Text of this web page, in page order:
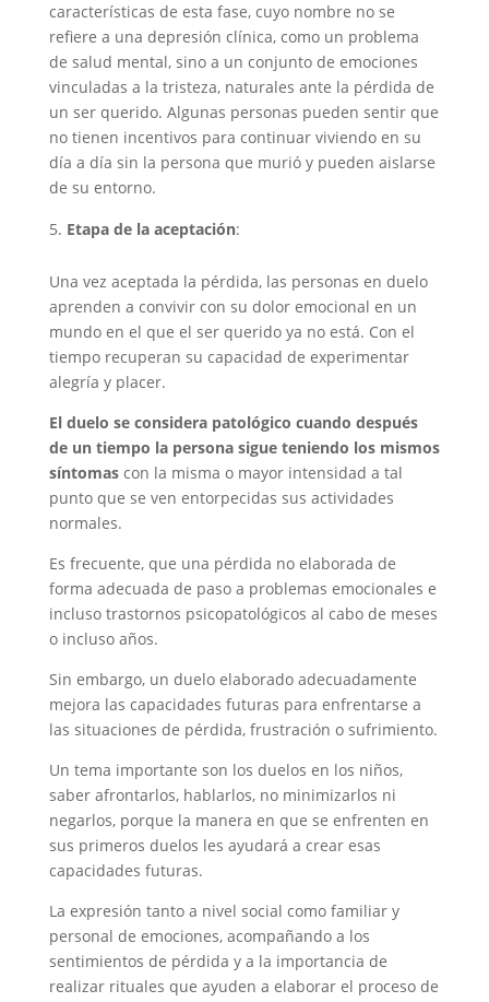
características de esta fase, cuyo nombre no se
refiere a una depresión clínica, como un problema
de salud mental, sino a un conjunto de emociones
vinculadas a la tristeza, naturales ante la pérdida de
un ser querido. Algunas personas pueden sentir que
no tienen incentivos para continuar viviendo en su
día a día sin la persona que murió y pueden aislarse
de su entorno.
Etapa de la aceptación:
Una vez aceptada la pérdida, las personas en duelo
aprenden a convivir con su dolor emocional en un
mundo en el que el ser querido ya no está. Con el
tiempo recuperan su capacidad de experimentar
alegría y placer.
El duelo se considera patológico cuando después
de un tiempo la persona sigue teniendo los mismos
síntomascon la misma o mayor intensidad a tal
punto que se ven entorpecidas sus actividades
normales.
Es frecuente, que una pérdida no elaborada de
forma adecuada de paso a problemas emocionales e
incluso trastornos psicopatológicos al cabo de meses
o incluso años.
Sin embargo, un duelo elaborado adecuadamente
mejora las capacidades futuras para enfrentarse a
las situaciones de pérdida, frustración o sufrimiento.
Un tema importante son los duelos en los niños,
saber afrontarlos, hablarlos, no minimizarlos ni
negarlos, porque la manera en que se enfrenten en
sus primeros duelos les ayudará a crear esas
capacidades futuras.
La expresión tanto a nivel social como familiar y
personal de emociones, acompañando a los
sentimientos de pérdida y a la importancia de
realizar rituales que ayuden a elaborar el proceso de